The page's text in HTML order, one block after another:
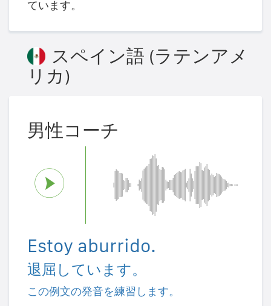
ています。
スペイン語 (ラテンアメ
リカ)
男性コーチ
Estoy aburrido.
退屈しています。
この例文の発音を練習します。